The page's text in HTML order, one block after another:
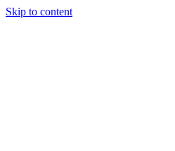
Skip to content